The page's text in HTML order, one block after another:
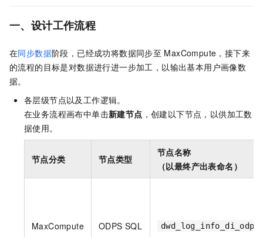
一、设计工作流程
在同步数据阶段，已经成功将数据同步至 MaxCompute，接下来
的流程的目标是对数据进行进一步加工，以输出基本用户画像数
据。
各层级节点以及工作逻辑。
在业务流程画布中单击新建节点 ，创建以下节点，以供加工数
据使用。
节点分类 节点类型
节点名称
（以最终产出表命名）
MaxCompute ODPS SQL dwd_log_info_di_odps